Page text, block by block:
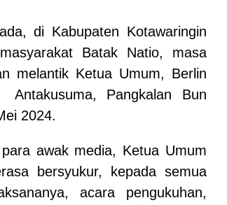
di Kabupaten Kotawaringin
Batak Natio, masa
melantik Ketua Umum, Berlin
Pangkalan Bun
2024.
awak media, Ketua Umum
bersyukur, kepada semua
acara pengukuhan,